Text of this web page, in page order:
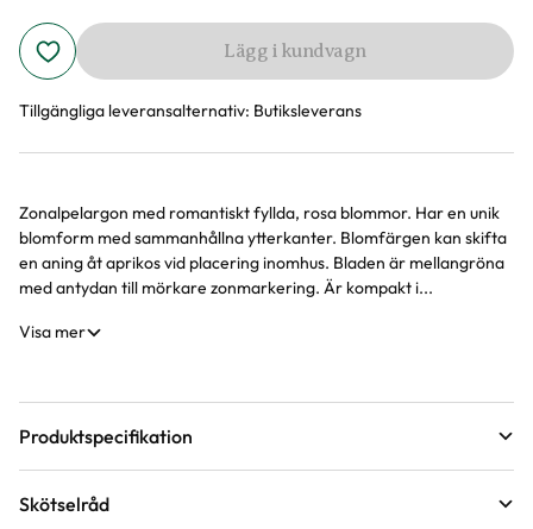
Lägg i kundvagn
Tillgängliga leveransalternativ: Butiksleverans
Produktinformation
Zonalpelargon med romantiskt fyllda, rosa blommor. Har en unik
blomform med sammanhållna ytterkanter. Blomfärgen kan skifta
en aning åt aprikos vid placering inomhus. Bladen är mellangröna
med antydan till mörkare zonmarkering. Är kompakt i...
Visa mer
Produktspecifikation
Krukstorlek
Skötselråd